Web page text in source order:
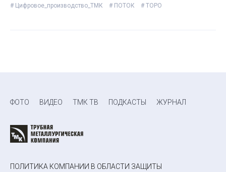
# Цифровое_производство_ТМК
# ПОТОК # ТОРО
ФОТО ВИДЕО ТМК ТВ ПОДКАСТЫ ЖУРНАЛ
ПОЛИТИКА КОМПАНИИ В ОБЛАСТИ ЗАЩИТЫ